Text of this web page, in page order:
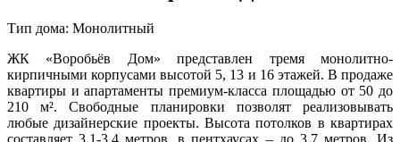
Тип дома: Монолитный
ЖК «Воробьёв Дом» представлен тремя монолитно-
кирпичными корпусами высотой 5, 13 и 16 этажей. В продаже
квартиры и апартаменты премиум-класса площадью от 50 до
210 м². Свободные планировки позволят реализовывать
любые дизайнерские проекты. Высота потолков в квартирах
составляет 3.1-3.4 метров, в пентхаусах – до 3.7 метров. Из